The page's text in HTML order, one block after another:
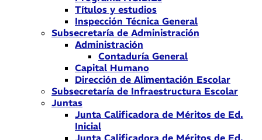
Títulos y estudios
Inspección Técnica General
Subsecretaría de Administración
Administración
Contaduría General
Capital Humano
Dirección de Alimentación Escolar
Subsecretaría de Infraestructura Escolar
Juntas
Junta Calificadora de Méritos de Ed.
Inicial
Junta Calificadora de Méritos de Ed.